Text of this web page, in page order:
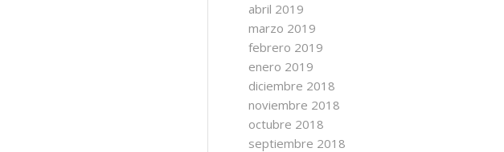
abril 2019
marzo 2019
febrero 2019
enero 2019
diciembre 2018
noviembre 2018
octubre 2018
septiembre 2018